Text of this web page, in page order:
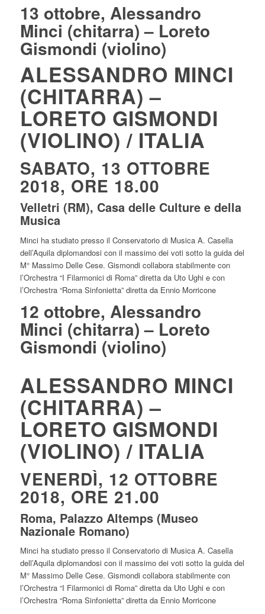
13 ottobre, Alessandro
Minci (chitarra) – Loreto
Gismondi (violino)
ALESSANDRO MINCI
(CHITARRA) –
LORETO GISMONDI
(VIOLINO) / ITALIA
SABATO, 13 OTTOBRE
2018, ORE 18.00
Velletri (RM), Casa delle Culture e della
Musica
Minci ha studiato presso il Conservatorio di Musica A. Casella
dell’Aquila diplomandosi con il massimo dei voti sotto la guida del
M° Massimo Delle Cese. Gismondi collabora stabilmente con
l’Orchestra “I Filarmonici di Roma” diretta da Uto Ughi e con
l’Orchestra “Roma Sinfonietta” diretta da Ennio Morricone
12 ottobre, Alessandro
Minci (chitarra) – Loreto
Gismondi (violino)
ALESSANDRO MINCI
(CHITARRA) –
LORETO GISMONDI
(VIOLINO) / ITALIA
VENERDÌ, 12 OTTOBRE
2018, ORE 21.00
Roma, Palazzo Altemps (Museo
Nazionale Romano)
Minci ha studiato presso il Conservatorio di Musica A. Casella
dell’Aquila diplomandosi con il massimo dei voti sotto la guida del
M° Massimo Delle Cese. Gismondi collabora stabilmente con
l’Orchestra “I Filarmonici di Roma” diretta da Uto Ughi e con
l’Orchestra “Roma Sinfonietta” diretta da Ennio Morricone